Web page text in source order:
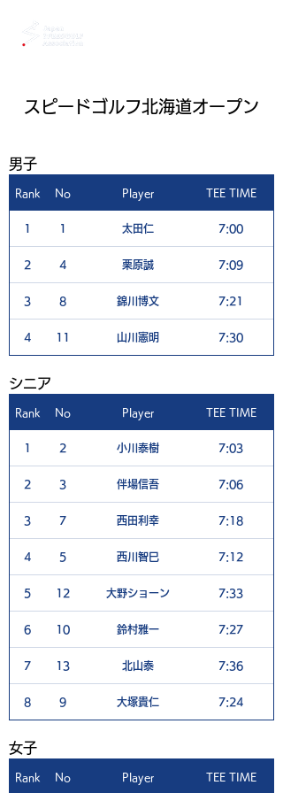
スピードゴルフ北海道オープン
男子
Rank No Player TEE TIME
1 1 太田仁 7:00
2 4 栗原誠 7:09
3 8 錦川博文 7:21
4 11 山川憲明 7:30
​シニア
Rank No Player TEE TIME
1 2 小川泰樹 7:03
2 3 伴場信吾 7:06
3 7 西田利幸 7:18
4 5 西川智巳 7:12
5 12 大野ショーン 7:33
6 10 鈴村雅一 7:27
7 13 北山泰 7:36
8 9 大塚貴仁 7:24
​女子
Rank No Player TEE TIME